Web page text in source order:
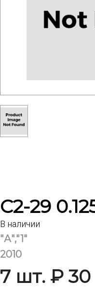
С2-29
В наличии
"А","1"
2010
7 шт. ₽ 30